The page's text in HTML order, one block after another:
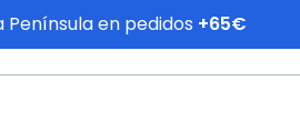
Península en pedidos +65€